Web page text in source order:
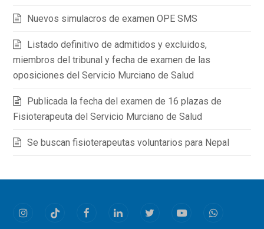
Nuevos simulacros de examen OPE SMS
Listado definitivo de admitidos y excluidos,
miembros del tribunal y fecha de examen de las
oposiciones del Servicio Murciano de Salud
Publicada la fecha del examen de 16 plazas de
Fisioterapeuta del Servicio Murciano de Salud
Se buscan fisioterapeutas voluntarios para Nepal
InstagramTiktok FacebookLinkedInTwitterYoutubeWhatsapp